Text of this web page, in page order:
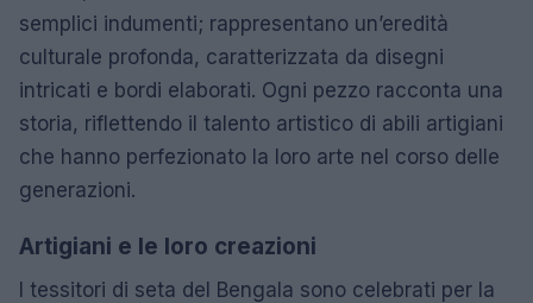
semplici indumenti; rappresentano un’eredità
culturale profonda, caratterizzata da disegni
intricati e bordi elaborati. Ogni pezzo racconta una
storia, riflettendo il talento artistico di abili artigiani
che hanno perfezionato la loro arte nel corso delle
generazioni.
Artigiani e le loro creazioni
I tessitori di seta del Bengala sono celebrati per la